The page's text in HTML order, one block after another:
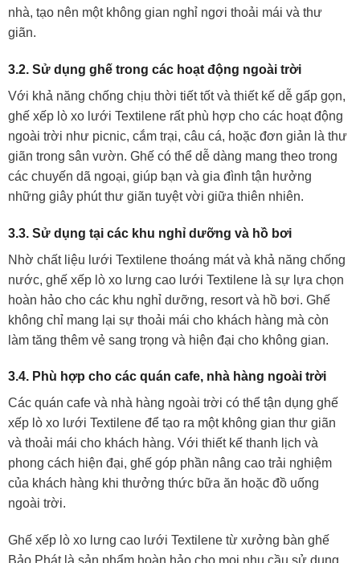
nhà, tạo nên một không gian nghỉ ngơi thoải mái và thư
giãn.
3.2. Sử dụng ghế trong các hoạt động ngoài trời
Với khả năng chống chịu thời tiết tốt và thiết kế dễ gấp gọn,
ghế xếp lò xo lưới Textilene rất phù hợp cho các hoạt động
ngoài trời như picnic, cắm trại, câu cá, hoặc đơn giản là thư
giãn trong sân vườn. Ghế có thể dễ dàng mang theo trong
các chuyến dã ngoại, giúp bạn và gia đình tận hưởng
những giây phút thư giãn tuyệt vời giữa thiên nhiên.
3.3. Sử dụng tại các khu nghỉ dưỡng và hồ bơi
Nhờ chất liệu lưới Textilene thoáng mát và khả năng chống
nước, ghế xếp lò xo lưng cao lưới Textilene là sự lựa chọn
hoàn hảo cho các khu nghỉ dưỡng, resort và hồ bơi. Ghế
không chỉ mang lại sự thoải mái cho khách hàng mà còn
làm tăng thêm vẻ sang trọng và hiện đại cho không gian.
3.4. Phù hợp cho các quán cafe, nhà hàng ngoài trời
Các quán cafe và nhà hàng ngoài trời có thể tận dụng ghế
xếp lò xo lưới Textilene để tạo ra một không gian thư giãn
và thoải mái cho khách hàng. Với thiết kế thanh lịch và
phong cách hiện đại, ghế góp phần nâng cao trải nghiệm
của khách hàng khi thưởng thức bữa ăn hoặc đồ uống
ngoài trời.
Ghế xếp lò xo lưng cao lưới Textilene từ xưởng bàn ghế